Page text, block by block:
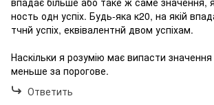
ность одн успіх. Будь-яка к20, на якій
тчнй успіх, еквівалентнй двом успіхам.
Наскільки я розумію має випасти
меньше за порогове.
Ответить